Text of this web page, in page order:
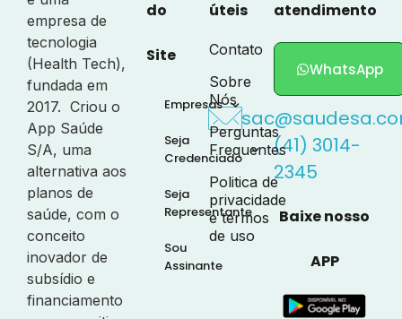
empresa de
tecnologia
(Health Tech),
fundada em
2017. Criou o
App Saúde
S/A, uma
alternativa aos
planos de
saúde, com o
conceito
inovador de
subsídio e
financiamento
do
Site
Empresas
Seja
Credenciado
Seja
Representante
Sou
Assinante
úteis
Contato
Sobre
Nós
Perguntas
Frequentes
Politica de
privacidade
e termos
de uso
atendimento
WhatsApp
(41) 3014-
2345
Baixe nosso
APP